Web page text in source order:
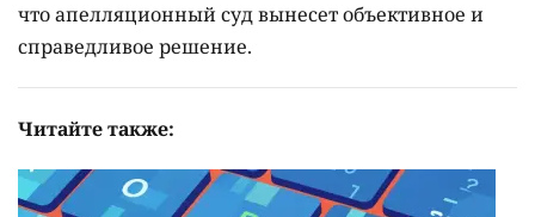
что апелляционный суд вынесет объективное и
справедливое решение.
Читайте также: